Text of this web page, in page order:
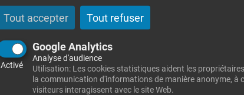
Tout accepter Tout refuser
Google Analytics
Activé
Analyse d'audience
Utilisation: Les cookies statistiques aident les
la communication d'informations de manière anonyme, à
visiteurs interagissent avec le site Web.
Lire l'actualité